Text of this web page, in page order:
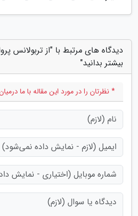
دیدگاه های مرتبط با "از تربولانس
بیشتر بدانید"
* نظرتان را در مورد این مقاله با ما